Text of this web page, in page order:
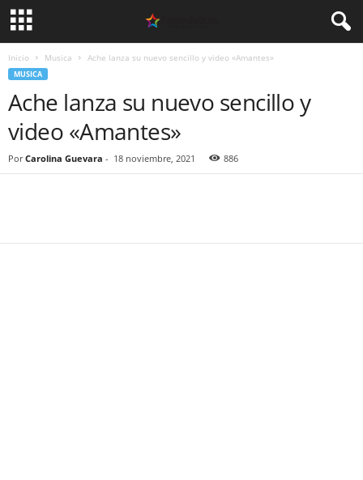
Inicio Musica Ache lanza su nuevo sencillo y video «Amantes»
MUSICA
Ache lanza su nuevo sencillo y
video «Amantes»
Por Carolina Guevara - 18 noviembre, 2021 886